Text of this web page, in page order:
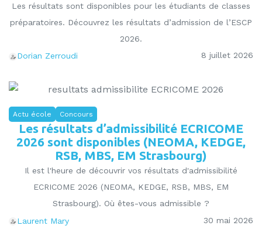
Les résultats sont disponibles pour les étudiants de classes
préparatoires. Découvrez les résultats d’admission de l’ESCP
2026.
Dorian Zerroudi
8 juillet 2026
Actu école Concours
Les résultats d’admissibilité ECRICOME
2026 sont disponibles (NEOMA, KEDGE,
RSB, MBS, EM Strasbourg)
Il est l'heure de découvrir vos résultats d'admissibilité
ECRICOME 2026 (NEOMA, KEDGE, RSB, MBS, EM
Strasbourg). Où êtes-vous admissible ?
Laurent Mary
30 mai 2026